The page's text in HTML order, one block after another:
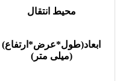
محیط انتقال
ابعاد(طول*عرض*ارتفاع)
(میلی متر)